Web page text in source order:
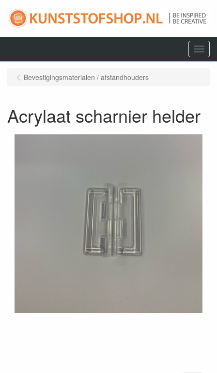
Menu
Bevestigingsmaterialen / afstandhouders
Acrylaat scharnier helder